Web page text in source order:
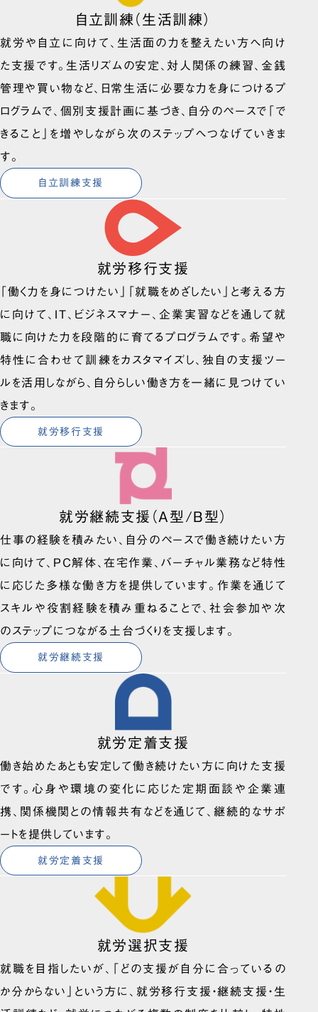
自立訓練（生活訓練）
就労や自立に向けて、生活面の力を整えたい方へ向け
た支援です。生活リズムの安定、対人関係の練習、金銭
管理や買い物など、日常生活に必要な力を身につけるプ
ログラムで、個別支援計画に基づき、自分のペースで「で
きること」を増やしながら次のステップへつなげていきま
す。
自立訓練支援
就労移行支援
「働く力を身につけたい」「就職をめざしたい」と考える方
に向けて、IT、ビジネスマナー、企業実習などを通して就
職に向けた力を段階的に育てるプログラムです。希望や
特性に合わせて訓練をカスタマイズし、独自の支援ツー
ルを活用しながら、自分らしい働き方を一緒に見つけてい
きます。
就労移行支援
就労継続支援（A型/B型）
仕事の経験を積みたい、自分のペースで働き続けたい方
に向けて、PC解体、在宅作業、バーチャル業務など特性
に応じた多様な働き方を提供しています。作業を通じて
スキルや役割経験を積み重ねることで、社会参加や次
のステップにつながる土台づくりを支援します。
就労継続支援
就労定着支援
働き始めたあとも安定して働き続けたい方に向けた支援
です。心身や環境の変化に応じた定期面談や企業連
携、関係機関との情報共有などを通じて、継続的なサポ
ートを提供しています。
就労定着支援
就労選択支援
就職を目指したいが、「どの支援が自分に合っているの
か分からない」という方に、就労移行支援・継続支援・生